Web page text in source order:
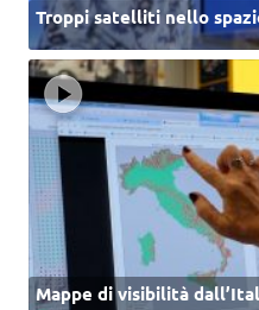
Troppi satelliti nello
Mappe di visibilità